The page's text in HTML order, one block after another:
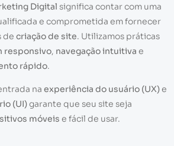
Digital significa contar com uma
e comprometida em fornecer
de criação de site. Utilizamos práticas
responsivo, navegação intuitiva e
rápido.
na experiência do usuário (UX)e
(UI)garante que seu site seja
móveis e fácil de usar.